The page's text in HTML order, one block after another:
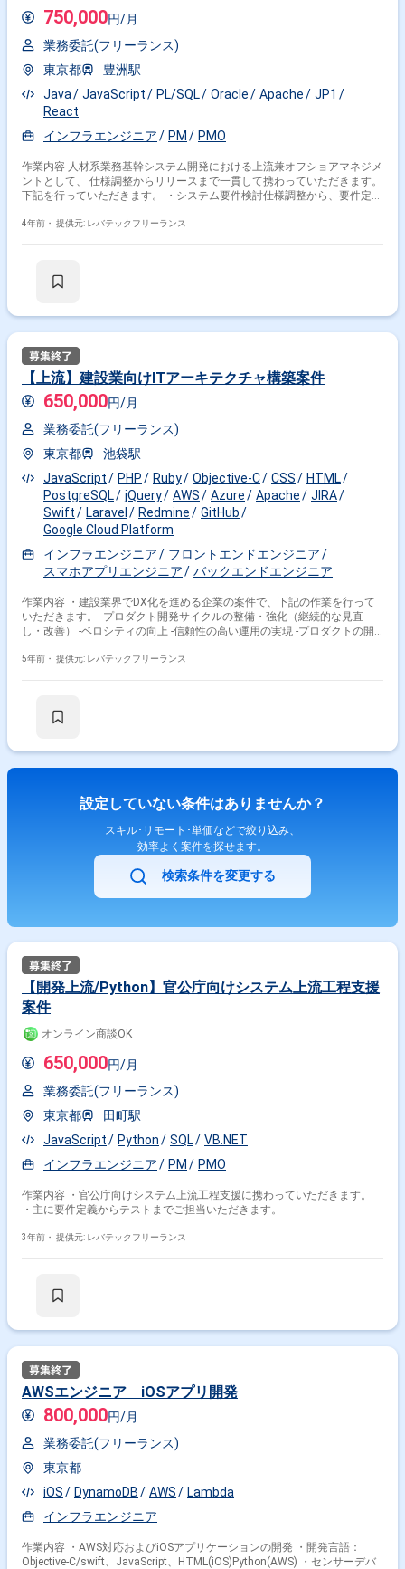
750,000円/月
業務委託(フリーランス)
東京都
豊洲駅
Java
JavaScript PL/SQL Oracle Apache
JP1
React
インフラエンジニア
PM PMO
作業内容 人材系業務基幹システム開発における上流兼オフショアマネジメ
ントとして、 仕様調整からリリースまで一貫して携わっていただきます。
下記を行っていただきます。 ・システム要件検討仕様調整から、要件定
・性能試験の計画/実施、リリース
4年前・ 提供元: レバテックフリーランス
【上流】建設業向けITアーキテクチャ構築案件
650,000円/月
業務委託(フリーランス)
東京都
池袋駅
JavaScript
PHP Ruby Objective-C CSS
HTML
PostgreSQL
jQuery AWS Azure Apache
JIRA
Swift
Laravel Redmine
GitHub
Google Cloud Platform
インフラエンジニア
フロントエンドエンジニア
スマホアプリエンジニア
バックエンドエンジニア
作業内容 ・建設業界でDX化を進める企業の案件で、下記の作業を行って
いただきます。 -プロダクト開発サイクルの整備・強化（継続的な見直
し・改善） -ベロシティの向上 -信頼性の高い運用の実現 -プロダクトの開
5年前・ 提供元: レバテックフリーランス
設定していない条件はありませんか？
スキル･リモート･単価などで絞り込み、
効率よく案件を探せます。
検索条件を変更する
【開発上流/Python】官公庁向けシステム上流工程支援
案件
オンライン商談OK
650,000円/月
業務委託(フリーランス)
東京都
田町駅
JavaScript
Python SQL
VB.NET
インフラエンジニア
PM PMO
作業内容 ・官公庁向けシステム上流工程支援に携わっていただきます。
・主に要件定義からテストまでご担当いただきます。
3年前・ 提供元: レバテックフリーランス
AWSエンジニア iOSアプリ開発
800,000円/月
業務委託(フリーランス)
東京都
iOS
DynamoDB AWS
Lambda
インフラエンジニア
作業内容 ・AWS対応およびiOSアプリケーションの開発 ・開発言語：
Objective-C/swift、JavaScript、HTML(iOS)Python(AWS) ・センサーデバ